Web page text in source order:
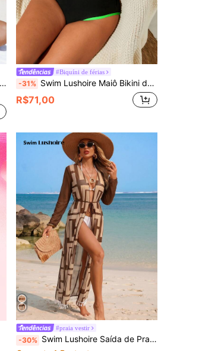
#Biquíni de férias
-31% Swim Lushoire Maiô Bikini de duas peças em Plus Size com detalhes em neon, traje de banho da moda para a praia de verão
R$71,00
#praia vestir
-30% Swim Lushoire Saída de Praia Kimono Casual Feminina de Manga Longa com Ombro Regular, Amarração Longa na Cintura e Cores Contrastantes